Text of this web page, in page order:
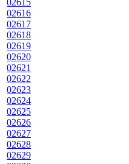
02615
02616
02617
02618
02619
02620
02621
02622
02623
02624
02625
02626
02627
02628
02629